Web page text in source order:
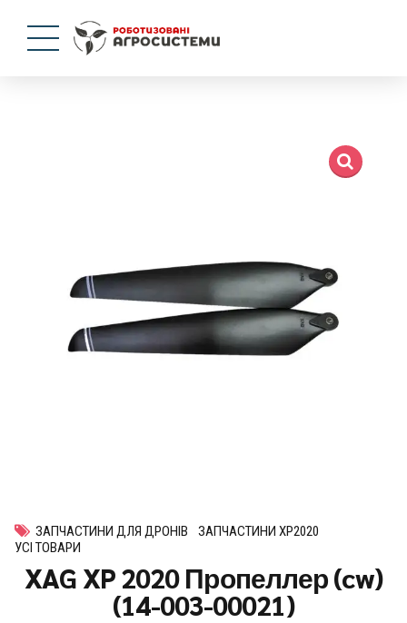
ЗАПЧАСТИНИ ДЛЯ ДРОНІВ
ЗАПЧАСТИНИ XP2020
УСІ ТОВАРИ
XAG XP 2020 Пропеллер (cw)
(14-003-00021)